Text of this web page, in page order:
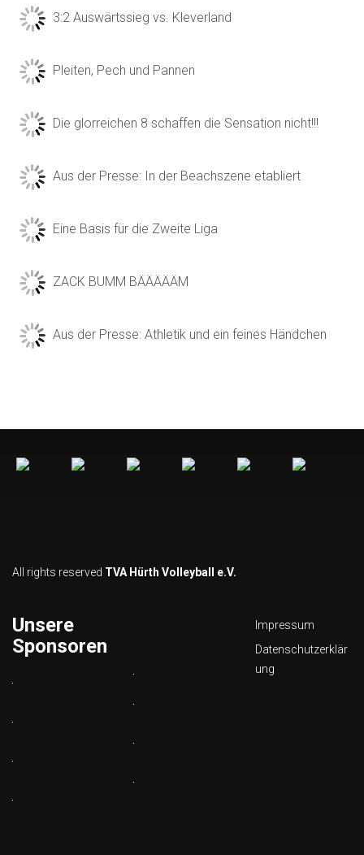
3:2 Auswärtssieg vs. Kleverland
Pleiten, Pech und Pannen
Die glorreichen 8 schaffen die Sensation nicht!!!
Aus der Presse: In der Beachszene etabliert
Eine Basis für die Zweite Liga
ZACK BUMM BÄÄÄÄÄM
Aus der Presse: Athletik und ein feines Händchen
All rights reserved TVA Hürth Volleyball e.V.
Unsere
Sponsoren
Impressum
Datenschutzerklär
ung